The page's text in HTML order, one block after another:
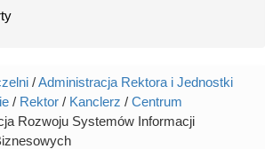
/Administracja Rektora i Jednostki
/ Rektor / Kanclerz / Centrum
Rozwoju Systemów Informacji